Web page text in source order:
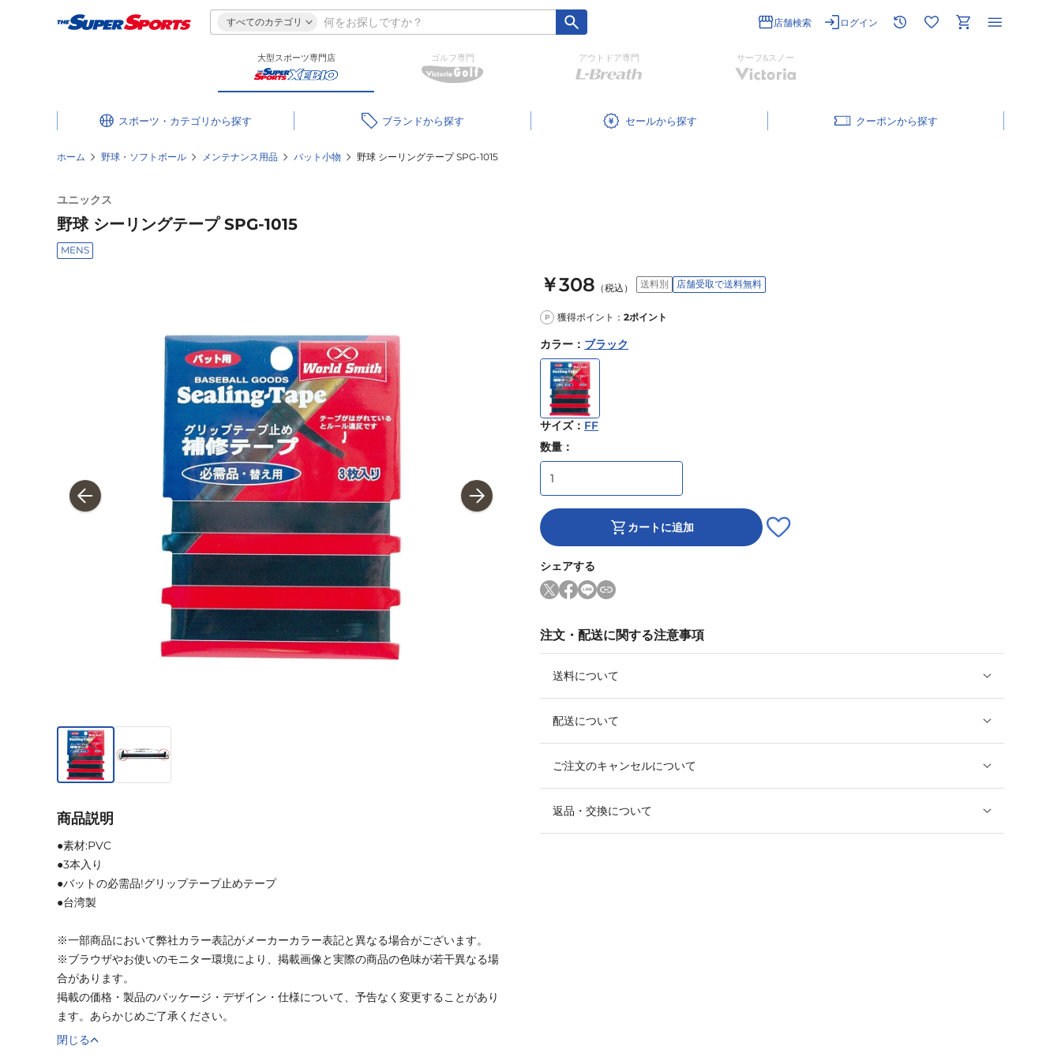
すべてのカテゴリ 店舗検索 ログイン
大型スポーツ専門店 ゴルフ専門 アウトドア専門 サーフ&スノー
スポーツ・カテゴリ ブランド セール クーポン
ホーム 野球・ソフトボール メンテナンス用品 バット小物 野球 シーリングテープ SPG-1015
ユニックス
野球 シーリングテープ SPG-1015
MENS
￥308 （税込） 送料別 店舗受取で送料無料
P 獲得ポイント： 2ポイント
カラー ： ブラック
サイズ： FF
数量：
カートに追加
シェアする
注文・配送に関する注意事項
送料について
配送について
ご注文のキャンセルについて
返品・交換について
商品説明
●素材:PVC
●3本入り
●バットの必需品!グリップテープ止めテープ
●台湾製
※一部商品において弊社カラー表記がメーカーカラー表記と異なる場合がございます。
※ブラウザやお使いのモニター環境により、掲載画像と実際の商品の色味が若干異なる場
合があります。
掲載の価格・製品のパッケージ・デザイン・仕様について、予告なく変更することがあり
ます。あらかじめご了承ください。
閉じる